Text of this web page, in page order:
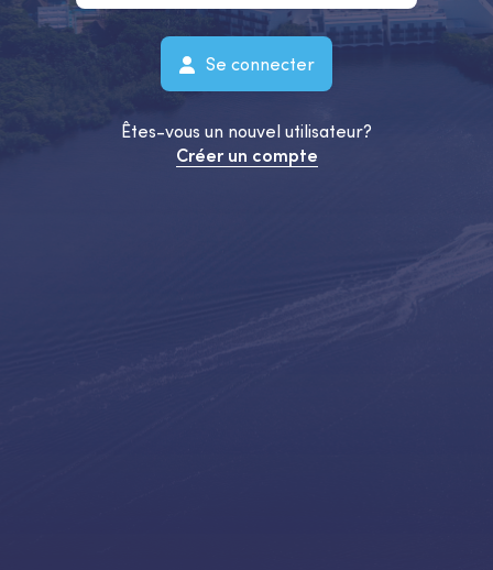
Se connecter
Êtes-vous un nouvel utilisateur?
Créer un compte